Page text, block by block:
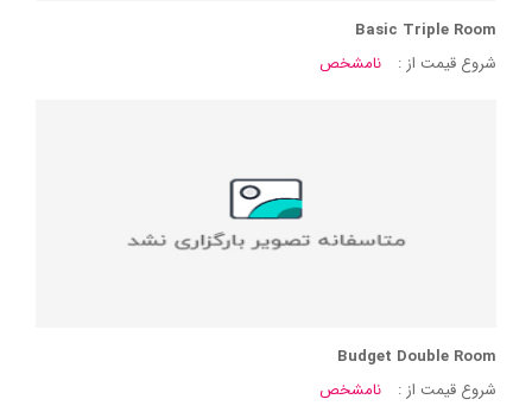
Basic Triple Room
شروع قیمت از :
نامشخص
Budget Double Room
شروع قیمت از :
نامشخص